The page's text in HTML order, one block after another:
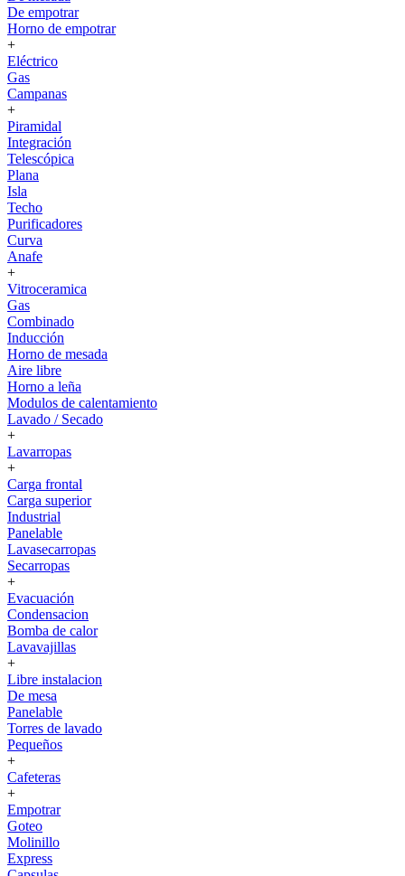
De empotrar
Horno de empotrar
+
Eléctrico
Gas
Campanas
+
Piramidal
Integración
Telescópica
Plana
Isla
Techo
Purificadores
Curva
Anafe
+
Vitroceramica
Gas
Combinado
Inducción
Horno de mesada
Aire libre
Horno a leña
Modulos de calentamiento
Lavado / Secado
+
Lavarropas
+
Carga frontal
Carga superior
Industrial
Panelable
Lavasecarropas
Secarropas
+
Evacuación
Condensacion
Bomba de calor
Lavavajillas
+
Libre instalacion
De mesa
Panelable
Torres de lavado
Pequeños
+
Cafeteras
+
Empotrar
Goteo
Molinillo
Express